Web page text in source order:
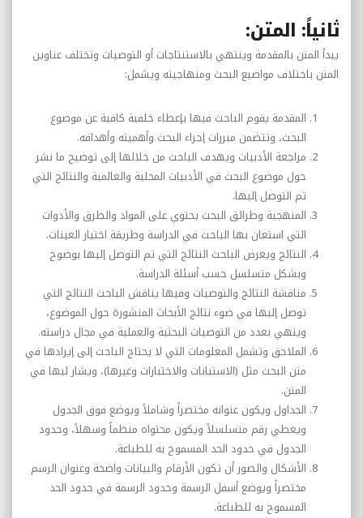
ثانياً: المتن:
يبدأ المتن بالمقدمة وينتهي بالاستنتاجات أو التوصيات وتختلف عناوين
المتن باختلاف مواضيع البحث ومنهاجيته ويشمل:
المقدمة يقوم الباحث فيها بإعطاء خلفية كافية عن موضوع
البحث، وتتضمن مبررات إجراء البحث وأهميته وأهدافه.
مراجعة الأدبيات ويهدف الباحث من خلالها إلى توضيح ما نشر
حول موضوع البحث في الأدبيات المحلية والعالمية والنتائج التي
تم التوصل إليها.
المنهجية وطرائق البحث يحتوي على المواد والطرق والأدوات
التي استعان بها الباحث في الدراسة وطريقة اختيار العينات.
النتائج ويعرض الباحث النتائج التي تم التوصل إليها بوضوح
وبشكل متسلسل حسب أسئلة الدراسة.
مناقشة النتائج والتوصيات وفيها يناقش الباحث النتائج التي
توصل إليها في ضوء نتائج الأبحاث المنشورة حول الموضوع،
وينهي بعدد من التوصيات البحثية والعملية في مجال دراسته.
الملاحق وتشمل المعلومات التي لا يحتاج الباحث إلى إيرادها في
متن البحث مثل (الاستبانات والاختبارات وغيرها)، ويشار ليها في
المتن.
الجداول ويكون عنوانه مختصراً وشاملاً ويوضع فوق الجدول
ويعطي رقم متسلسلاً ويكون محتواه منظماً وسهلاً، وحدود
الجدول في حدود الحد المسموح به للطباعة.
الأشكال والصور أن تكون الأرقام والبيانات واضحة وعنوان الرسم
مختصراً ويوضع أسفل الرسمة وحدود الرسمة في حدود الحد
المسموح به للطباعة.